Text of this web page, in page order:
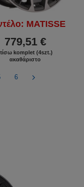
MATISSE
779,51 €
komplet (4szt.)
ακαθάριστο
6